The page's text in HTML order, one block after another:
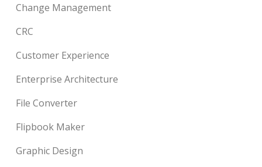
Change Management
CRC
Customer Experience
Enterprise Architecture
File Converter
Flipbook Maker
Graphic Design